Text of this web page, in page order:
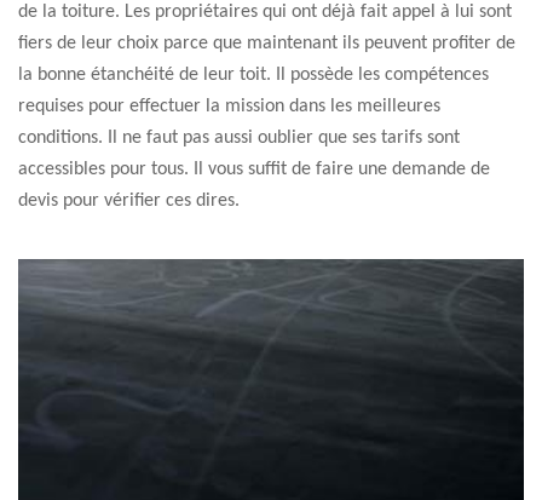
de la toiture. Les propriétaires qui ont déjà fait appel à lui sont
fiers de leur choix parce que maintenant ils peuvent profiter de
la bonne étanchéité de leur toit. Il possède les compétences
requises pour effectuer la mission dans les meilleures
conditions. Il ne faut pas aussi oublier que ses tarifs sont
accessibles pour tous. Il vous suffit de faire une demande de
devis pour vérifier ces dires.